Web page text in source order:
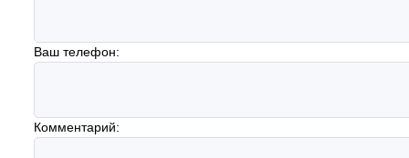
Ваш телефон:
Комментарий: